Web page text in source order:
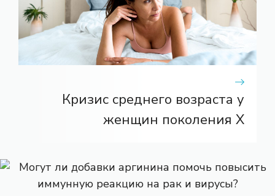
Кризис среднего возраста у
женщин поколения X